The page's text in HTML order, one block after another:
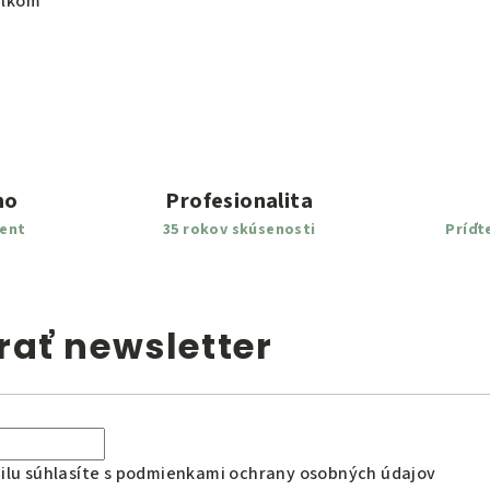
Profesionalita
35 rokov skúsenosti
newsletter
súhlasíte s podmienkami ochrany osobných údajov